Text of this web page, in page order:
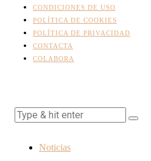
CONDICIONES DE USO
POLÍTICA DE COOKIES
POLÍTICA DE PRIVACIDAD
CONTACTA
COLABORA
Noticias